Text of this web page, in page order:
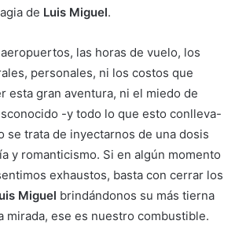
de Luis Miguel.
las horas de vuelo, los
personales, ni los costos que
esta gran aventura, ni el miedo de
-y todo lo que esto conlleva-
se trata de inyectarnos de una dosis
y romanticismo. Si en algún momento
exhaustos, basta con cerrar los
Miguel brindándonos su más tierna
mirada, ese es nuestro combustible.